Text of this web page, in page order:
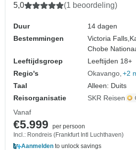
5,0 (1 beoordeling)
Duur
14 dagen
Bestemmingen
Victoria Falls,
Chobe
Leeftijdsgroep
Leeftijden 18+
Regio's
Okavango +2
Taal
Alleen: Duits
Reisorganisatie
SKR Reisen
Vanaf
€5.999
per persoon
Incl.: Rondreis (Frankfurt Intl Luchthaven)
Aanmelden to unlock savings